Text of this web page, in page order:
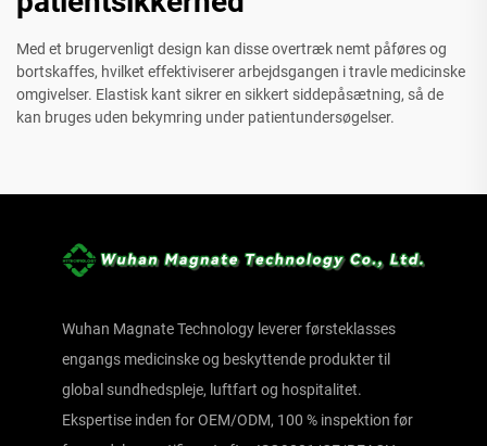
Med et brugervenligt design kan disse overtræk nemt påføres og
bortskaffes, hvilket effektiviserer arbejdsgangen i travle medicinske
omgivelser. Elastisk kant sikrer en sikkert siddepåsætning, så de
kan bruges uden bekymring under patientundersøgelser.
Wuhan Magnate Technology leverer førsteklasses
engangs medicinske og beskyttende produkter til
global sundhedspleje, luftfart og hospitalitet.
Ekspertise inden for OEM/ODM, 100 % inspektion før